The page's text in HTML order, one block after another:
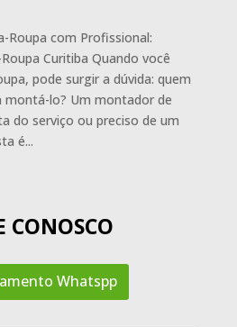
Roupa com Profissional:
Curitiba Quando você
pode surgir a dúvida: quem
montá-lo? Um montador de
do serviço ou preciso de um
é...
CONOSCO
Whatspp